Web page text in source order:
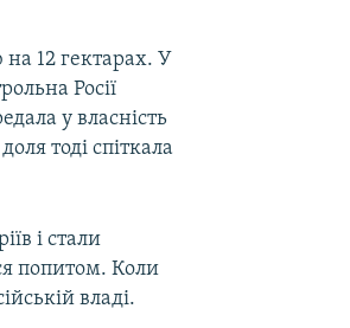
12 гектарах. У
Росії
у власність
тоді спіткала
і стали
попитом. Коли
владі.